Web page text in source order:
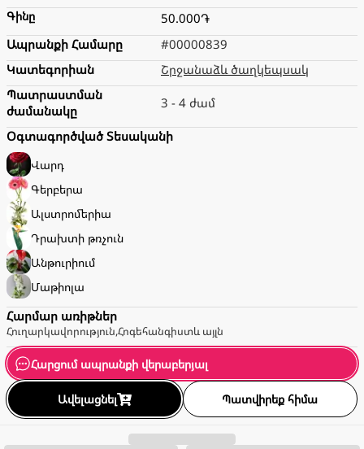
Գինը
50.000֏
Ապրանքի Համարը
#00000839
Կատեգորիան
Շրջանաձև ծաղկեպսակ
Պատրաստման
ժամանակը
3 - 4 ժամ
Օգտագործված Տեսականի
Վարդ
Գերբերա
Ալստրոմերիա
Դրախտի թռչուն
Անթուրիում
Մաթիոլա
Հարմար առիթներ
Հուղարկավորություն,Հոգեհանգիստև այլն
Հարցում ապրանքի վերաբերյալ
Ավելացնել Պատվիրեք հիմա